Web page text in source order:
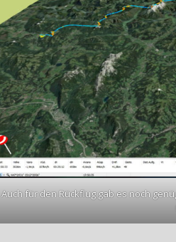
Auch für den Rückflug gab es noch